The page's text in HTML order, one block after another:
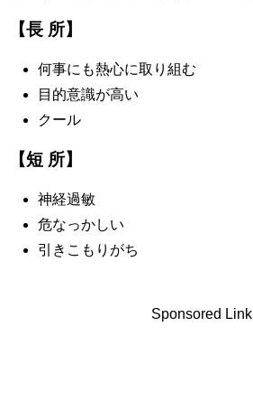
【長 所】
何事にも熱心に取り組む
目的意識が高い
クール
【短 所】
神経過敏
危なっかしい
引きこもりがち
Sponsored Link